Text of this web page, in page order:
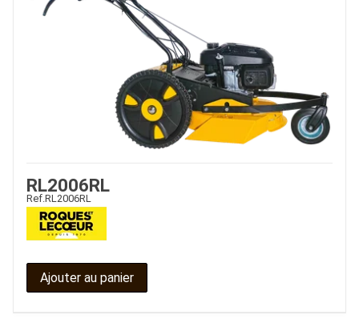
JOUET
ESPACES VERTS
PIECES DETACHEES
RL2006RL
Ref. RL2006RL
Ajouter au panier